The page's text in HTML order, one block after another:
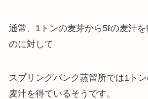
通常、1トンの麦芽から5ℓの麦汁
のに対して
スプリングバンク蒸留所では1ト
麦汁を得ているそう です。